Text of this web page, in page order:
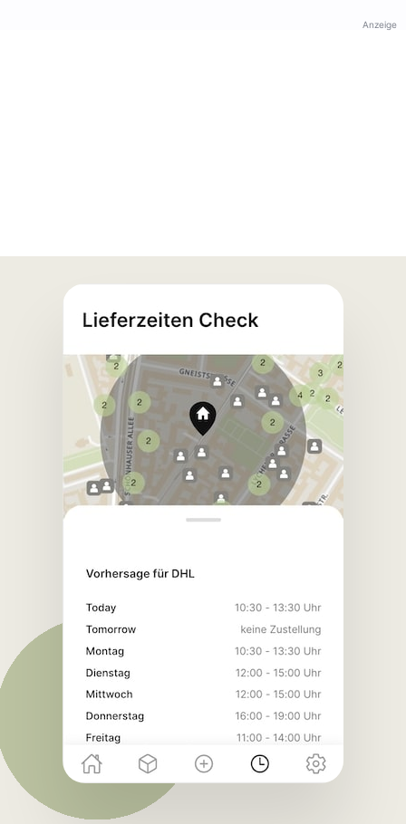
Anzeige